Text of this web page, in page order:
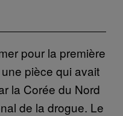
pour la première
pièce qui avait
la Corée du Nord
de la drogue. Le